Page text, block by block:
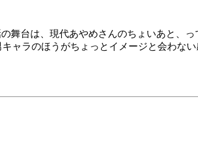
舞台は、現代あやめさんのちょいあと、
ャラのほうがちょっとイメージと会わな